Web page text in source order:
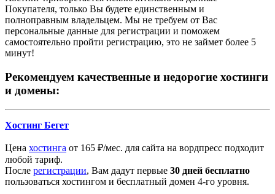
Покупателя, только Вы будете единственным и
полноправным владельцем. Мы не требуем от Вас
персональные данные для регистрации и поможем
самостоятельно пройти регистрацию, это не займет более 5
минут!
Рекомендуем качественные и недорогие хостинги
и домены:
Хостинг Бегет
Цена хостинга от 165 ₽/мес. для сайта на вордпресс подходит
любой тариф.
После регистрации, Вам дадут первые 30 дней бесплатно
пользоваться хостингом и бесплатный домен 4-го уровня.